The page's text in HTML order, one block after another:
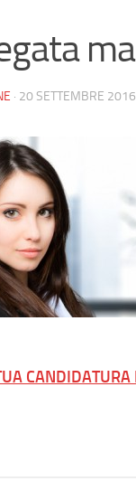
· 20 SETTEMBRE 2016
CANDIDATURA